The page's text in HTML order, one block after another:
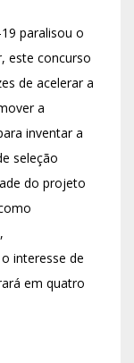
paralisou o
este concurso
de acelerar a
a
inventar a
seleção
do projeto
interesse de
em quatro